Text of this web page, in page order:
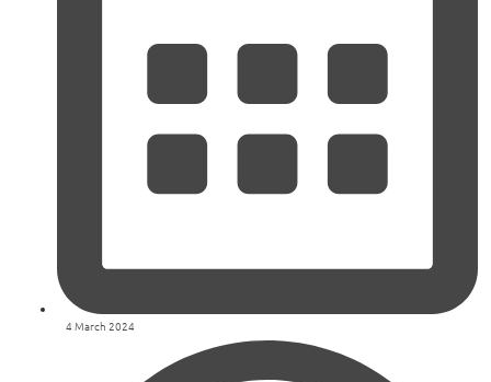
4 March 2024